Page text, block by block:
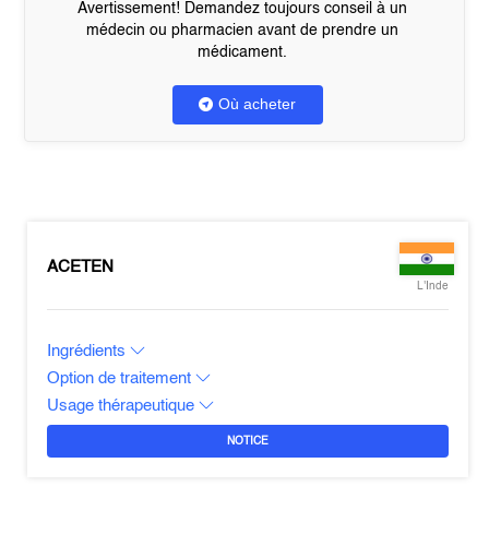
Avertissement! Demandez toujours conseil à un
médecin ou pharmacien avant de prendre un
médicament.
Où acheter
ACETEN
L'Inde
Ingrédients
Option de traitement
Usage thérapeutique
NOTICE